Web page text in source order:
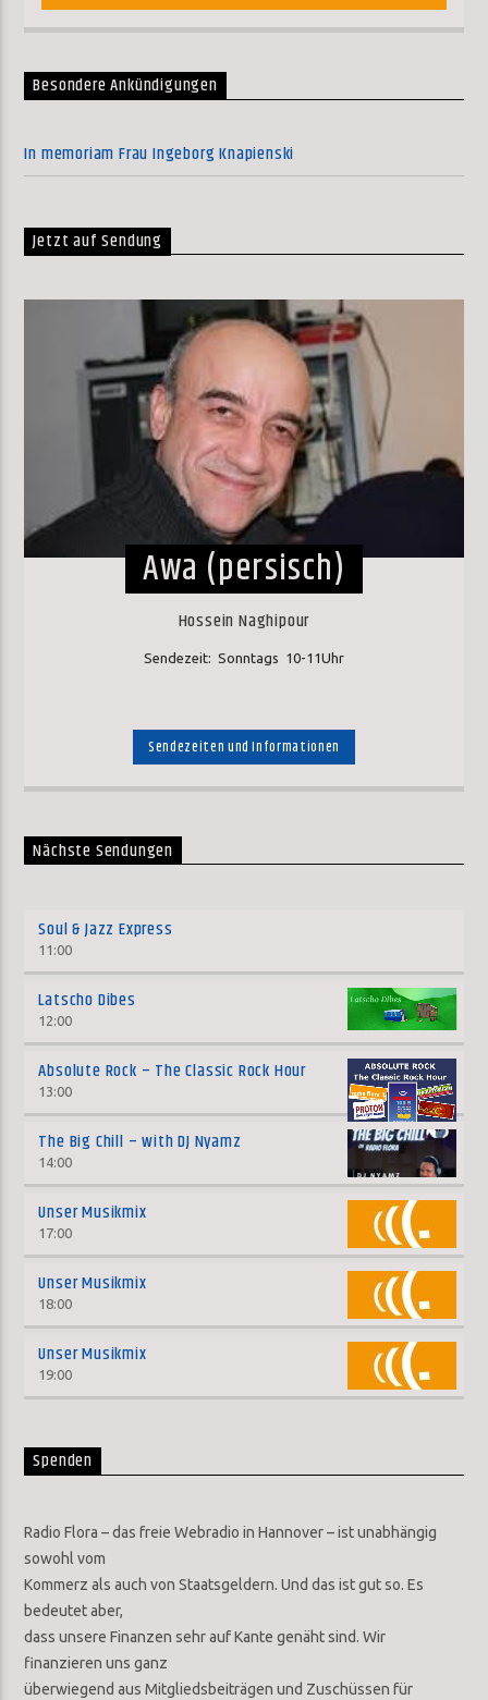
Besondere Ankündigungen
In memoriam Frau Ingeborg Knapienski
Jetzt auf Sendung
Awa (persisch)
Hossein Naghipour
Sendezeit: Sonntags 10-11Uhr
Sendezeiten und Informationen
Nächste Sendungen
Soul & Jazz Express
11:00
Latscho Dibes
12:00
Absolute Rock – The Classic Rock Hour
13:00
The Big Chill – with DJ Nyamz
14:00
Unser Musikmix
17:00
Unser Musikmix
18:00
Unser Musikmix
19:00
Spenden
Radio Flora – das freie Webradio in Hannover – ist unabhängig
sowohl vom
Kommerz als auch von Staatsgeldern. Und das ist gut so. Es
bedeutet aber,
dass unsere Finanzen sehr auf Kante genäht sind. Wir
finanzieren uns ganz
überwiegend aus Mitgliedsbeiträgen und Zuschüssen für